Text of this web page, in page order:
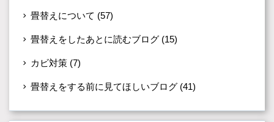
畳替えについて (57)
畳替えをしたあとに読むブログ (15)
カビ対策 (7)
畳替えをする前に見てほしいブログ (41)